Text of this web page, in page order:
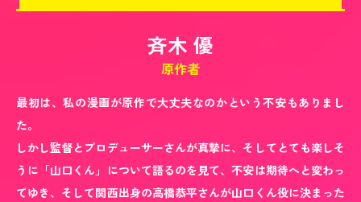
斉木 優
原作者
最初は、私の漫画が原作で大丈夫なのかという不安もありまし
た。
しかし監督とプロデューサーさんが真摯に、そしてとても楽しそ
うに「山口くん」について語るのを見て、不安は期待へと変わっ
てゆき、そして関西出身の高橋恭平さんが山口くん役に決まった